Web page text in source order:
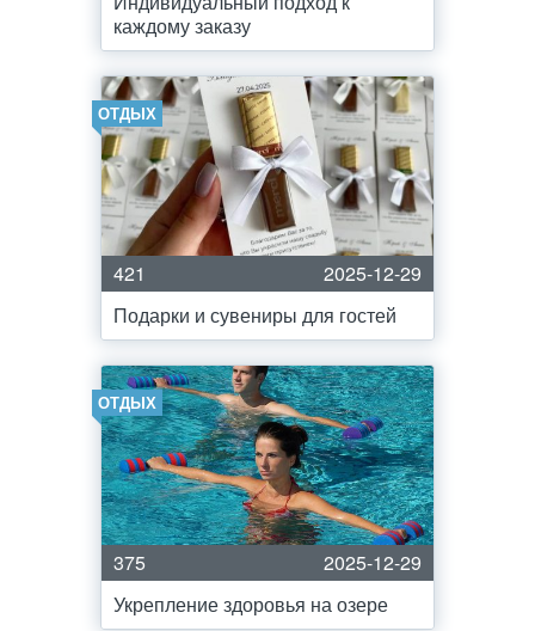
каждому заказу
ОТДЫХ
421
2025-12-29
Подарки и сувениры для гостей
ОТДЫХ
375
2025-12-29
Укрепление здоровья на озере